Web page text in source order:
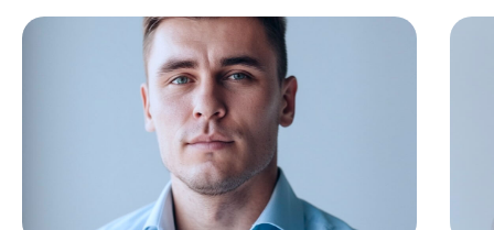
Хотите понять,
подходит ли вам
данная профессия?
Получите бесплатный доступ ко всем